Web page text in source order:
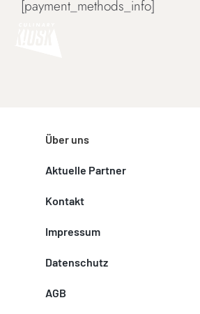
[payment_methods_info]
Über uns
Aktuelle Partner
Kontakt
Impressum
Datenschutz
AGB